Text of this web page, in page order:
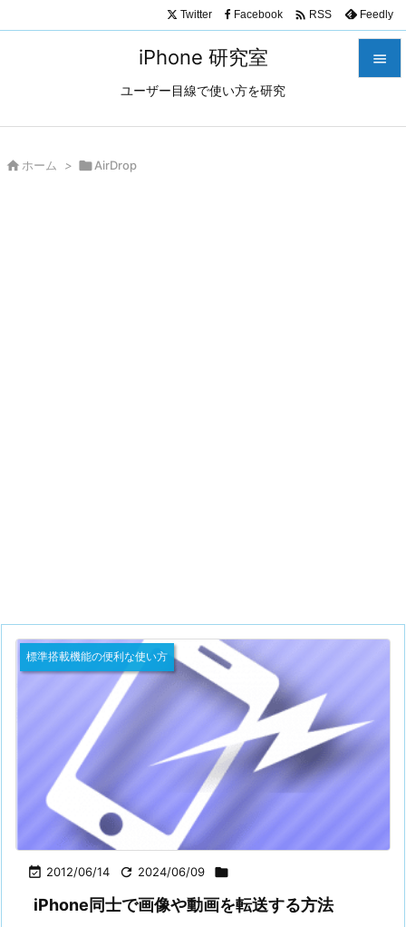
iPhone 研究室
ユーザー目線で使い方を研究

Twitter Facebook  RSS Feedly
 ホーム > AirDrop
 2012/06/14  2024/06/09 
標準搭載機能の便利な使い方
iPhone同士で画像や動画を転送する方法